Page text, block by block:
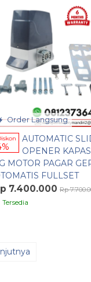
Order Langsung
AUTOMATIC
OPENER
MOTOR PAGAR
FULLSET
7.400.000 Rp
Tersedia